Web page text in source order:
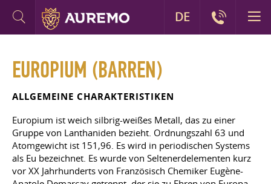
EUROPIUM (BARREN)
ALLGEMEINE CHARAKTERISTIKEN
Europium ist weich silbrig-weißes Metall, das zu einer
Gruppe von Lanthaniden bezieht. Ordnungszahl 63 und
Atomgewicht ist 151,96. Es wird in periodischen Systems
als Eu bezeichnet. Es wurde von Seltenerdelementen kurz
vor XX Jahrhunderts von Französisch Chemiker Eugène-
DE